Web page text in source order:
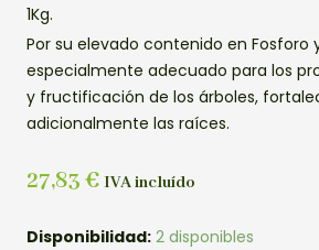
1Kg.
Por su elevado contenido en Fosforo
especialmente adecuado para los
y fructificación de los árboles,
adicionalmente las raíces.
27,83 € IVA incluído
Disponibilidad: 2 disponibles
ABONO